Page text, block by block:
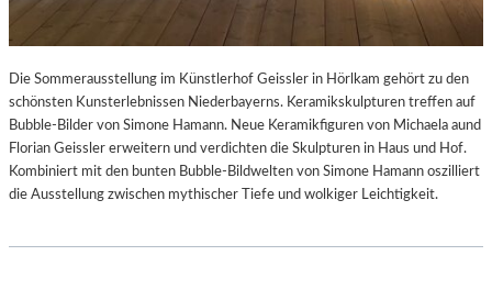
Die Sommerausstellung im Künstlerhof Geissler in Hörlkam gehört zu den
schönsten Kunsterlebnissen Niederbayerns. Keramikskulpturen treffen auf
Bubble-Bilder von Simone Hamann. Neue Keramikfiguren von Michaela aund
Florian Geissler erweitern und verdichten die Skulpturen in Haus und Hof.
Kombiniert mit den bunten Bubble-Bildwelten von Simone Hamann oszilliert
die Ausstellung zwischen mythischer Tiefe und wolkiger Leichtigkeit.